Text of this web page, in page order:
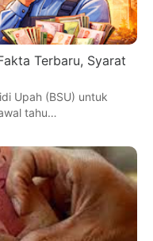
Terbaru, Syarat
Upah (BSU) untuk
tahu…